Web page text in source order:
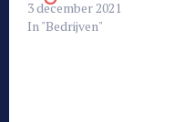
3 december 2021
In "Bedrijven"